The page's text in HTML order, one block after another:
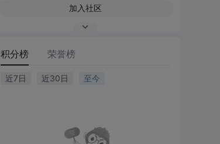
加入社区
积分榜 荣誉榜
近7日 近30日 至今